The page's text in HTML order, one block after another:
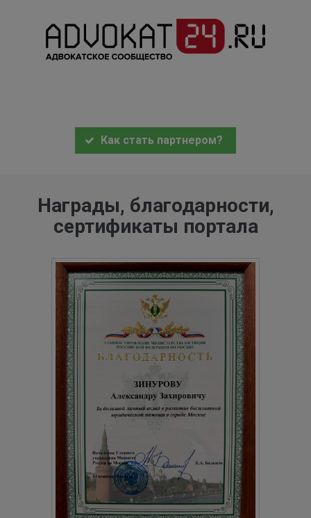
Как стать партнером?
Награды, благодарности,
сертификаты портала